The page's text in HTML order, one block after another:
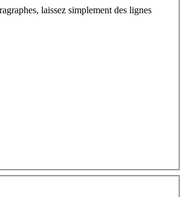
laissez simplement des lignes